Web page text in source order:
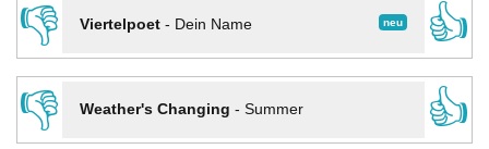
👎
neu
Viertelpoet- Dein Name
👍
👎
Weather's Changing - Summer
👍